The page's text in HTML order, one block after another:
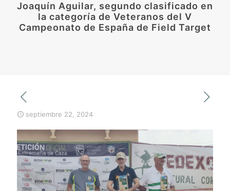
Joaquín Aguilar, segundo clasificado en
la categoría de Veteranos del V
Campeonato de España de Field Target
septiembre 22, 2024